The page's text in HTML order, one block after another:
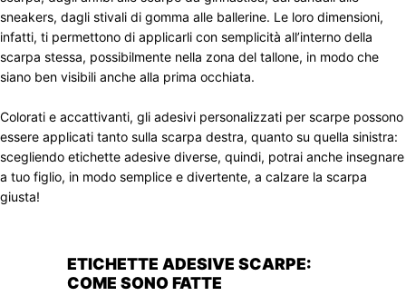
sneakers, dagli stivali di gomma alle ballerine. Le loro dimensioni,
infatti, ti permettono di applicarli con semplicità all’interno della
scarpa stessa, possibilmente nella zona del tallone, in modo che
siano ben visibili anche alla prima occhiata.
Colorati e accattivanti, gli adesivi personalizzati per scarpe possono
essere applicati tanto sulla scarpa destra, quanto su quella sinistra:
scegliendo etichette adesive diverse, quindi, potrai anche insegnare
a tuo figlio, in modo semplice e divertente, a calzare la scarpa
giusta!
ETICHETTE ADESIVE SCARPE:
COME SONO FATTE